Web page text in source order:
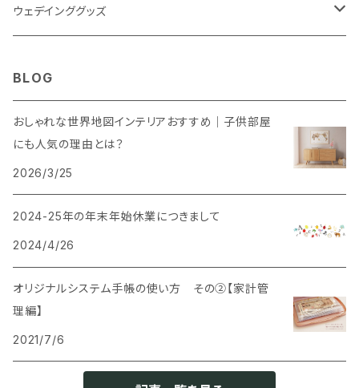
ウェデインググッズ
BLOG
おしゃれな世界地図インテリアおすすめ｜子供部屋
にも人気の理由とは？
2026/3/25
2024-25年の年末年始休業につきまして
2024/4/26
オリジナルシステム手帳の使い方 その②【家計管
理編】
2021/7/6